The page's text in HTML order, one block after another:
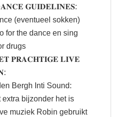
𝐆𝐔𝐈𝐃𝐄𝐋𝐈𝐍𝐄𝐒:
(eventueel sokken)
for the dance en sing
drugs
𝐏𝐑𝐀𝐂𝐇𝐓𝐈𝐆𝐄 𝐋𝐈𝐕𝐄
Bergh Inti Sound:
extra bijzonder het is
muziek Robin gebruikt